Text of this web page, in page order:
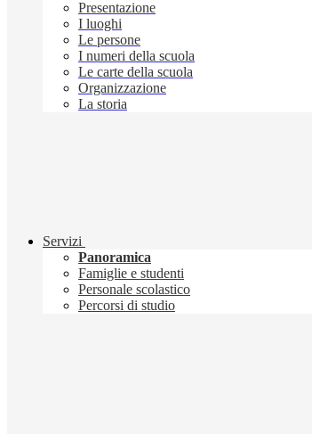
Presentazione
I luoghi
Le persone
I numeri della scuola
Le carte della scuola
Organizzazione
La storia
Servizi
Panoramica
Famiglie e studenti
Personale scolastico
Percorsi di studio